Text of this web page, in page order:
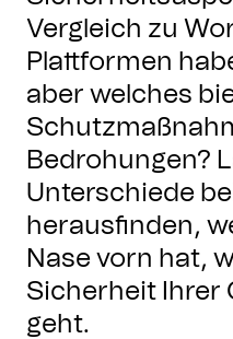
Vergleich zu
Plattformen
aber welches
Bedrohungen?
Unterschiede
herausfinden,
Nase vorn hat,
Sicherheit Ihrer
geht.